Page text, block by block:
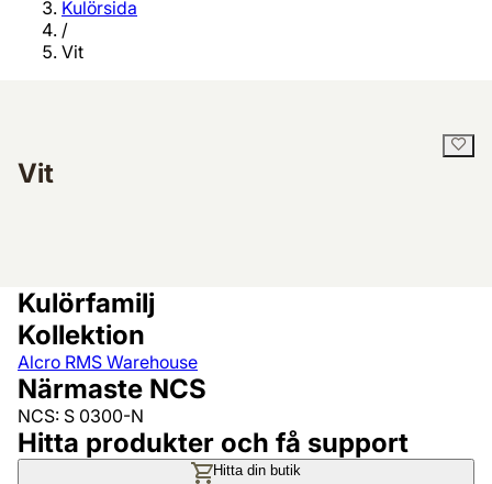
Kulörsida
/
Vit
Vit
Kulörfamilj
Kollektion
Alcro RMS Warehouse
Närmaste NCS
NCS: S 0300-N
Hitta produkter och få support
Hitta din butik